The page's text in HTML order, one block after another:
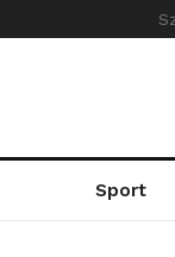
Sport